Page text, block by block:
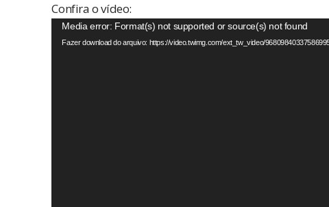
Confira o vídeo:
Tocador
de
Media error: Format(s) not supported or source(s) not found
Fazer download do arquivo: https://video.twimg.com/ext_tw_video/